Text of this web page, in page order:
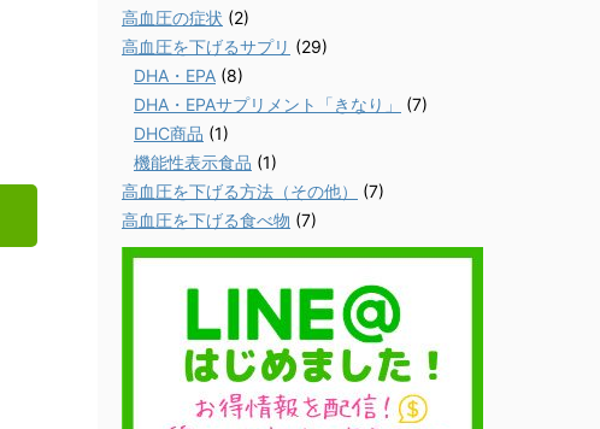
高血圧の症状 (2)
高血圧を下げるサプリ (29)
DHA・EPA (8)
DHA・EPAサプリメント「きなり」
(7)
DHC商品 (1)
機能性表示食品 (1)
高血圧を下げる方法（その他）
(7)
高血圧を下げる食べ物 (7)